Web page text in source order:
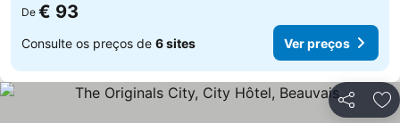
De € 93
Consulte os preços de 6 sites Ver preços
Partilhar